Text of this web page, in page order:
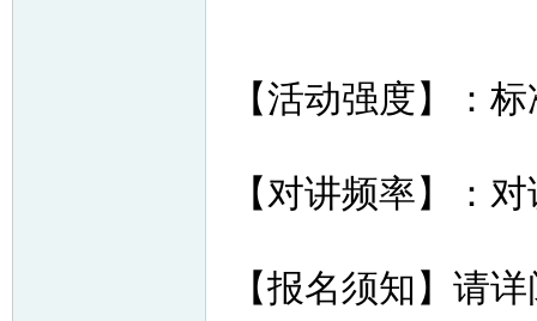
【活动强度】：
【对讲频率】：
【报名须知】请